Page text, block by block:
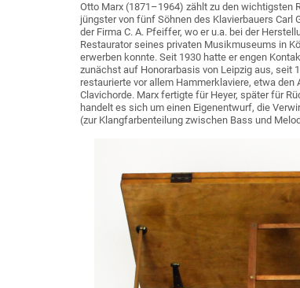
Otto Marx (1871–1964) zählt zu den wichtigsten
jüngster von fünf Söhnen des Klavierbauers Carl
der Firma C. A. Pfeiffer, wo er u.a. bei der
Restaurator seines privaten Musikmuseums in
erwerben konnte. Seit 1930 hatte er engen
zunächst auf Honorarbasis von Leipzig aus, seit
restaurierte vor allem Hammerklaviere, etwa
Clavichorde. Marx fertigte für Heyer, später für
handelt es sich um einen Eigenentwurf, die
(zur Klangfarbenteilung zwischen Bass und